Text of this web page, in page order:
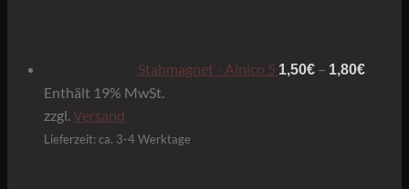
Stabmagnet - Alnico 5 1,50€ – 1,80€1,80€
Enthält 19% MwSt.
zzgl.Versand
Lieferzeit: ca. 3-4 Werktage